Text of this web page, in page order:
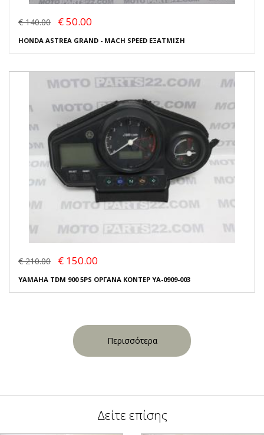
€ 140.00 € 50.00
HONDA ASTREA GRAND - MACH SPEED ΕΞΑΤΜΙΣΗ
€ 210.00 € 150.00
YAMAHA TDM 900 5PS ΟΡΓΑΝΑ ΚΟΝΤΕΡ YA-0909-003
Περισσότερα
Δείτε επίσης